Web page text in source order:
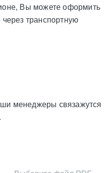
Вы можете оформить
через транспортную
менеджеры связажутся